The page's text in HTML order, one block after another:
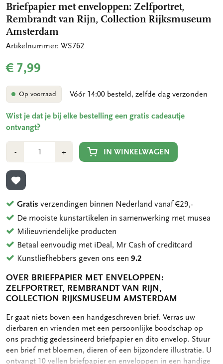
Briefpapier met enveloppen: Zelfportret,
Rembrandt van Rijn, Collection Rijksmuseum
Amsterdam
Artikelnummer: WS762
€ 7,99
Op voorraad Vóór 14:00 besteld, zelfde dag verzonden
Wist je dat je bij elke bestelling een gratis cadeautje
ontvangt?
-Min
1
+Plus
1
IN WINKELWAGEN
TOEVOEGEN AAN VERLANGLIJST
Gratis verzendingen binnen Nederland vanaf €29,-
De mooiste kunstartikelen in samenwerking met musea
Milieuvriendelijke producten
Betaal eenvoudig met iDeal, Mr Cash of creditcard
Kunstliefhebbers geven ons een9.2
OVER BRIEFPAPIER MET ENVELOPPEN:
ZELFPORTRET, REMBRANDT VAN RIJN,
COLLECTION RIJKSMUSEUM AMSTERDAM
OMSCHRIJVING
Er gaat niets boven een handgeschreven brief. Verras uw
dierbaren en vrienden met een persoonlijke boodschap op
ons prachtig gedessineerd briefpapier en dito envelop. Stuur
een brief met bloemen, dieren of een bijzondere illustratie. U
ontvangt 10 vellen briefpapier en enveloppen in een handige